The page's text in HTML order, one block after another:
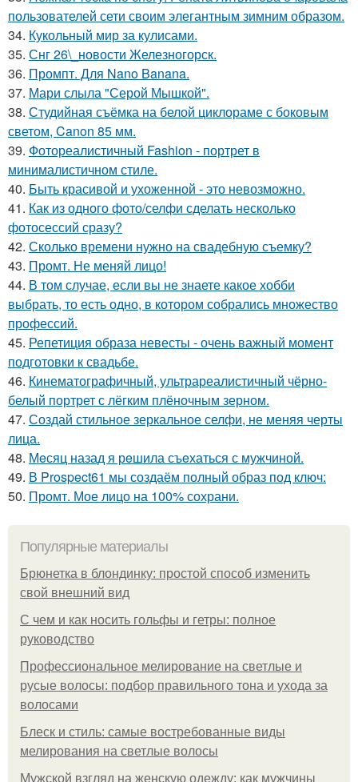
пользователей сети своим элегантным зимним образом.
34. Кукольный мир за кулисами.
35. Снг 26\_новости Железногорск.
36. Промпт. Для Nano Banana.
37. Мари слыла "Серой Мышкой".
38. Студийная съёмка на белой циклораме с боковым
светом, Canon 85 мм.
39. Фотореалистичный Fashion - портрет в
минималистичном стиле.
40. Быть красивой и ухоженной - это невозможно.
41. Как из одного фото/селфи сделать несколько
фотосессий сразу?
42. Сколько времени нужно на свадебную съемку?
43. Промт. Не меняй лицо!
44. В том случае, если вы не знаете какое хобби
выбрать, то есть одно, в котором собрались множество
профессий.
45. Репетиция образа невесты - очень важный момент
подготовки к свадьбе.
46. Кинематографичный, ультрареалистичный чёрно-
белый портрет с лёгким плёночным зерном.
47. Создай стильное зеркальное селфи, не меняя черты
лица.
48. Мeсяц назад я рeшила съeхаться с мужчиной.
49. В Prospect61 мы создаём полный образ под ключ:
50. Промт. Мое лицо на 100% сохрани.
Популярные материалы
Брюнетка в блондинку: простой способ изменить
свой внешний вид
С чем и как носить гольфы и гетры: полное
руководство
Профессиональное мелирование на светлые и
русые волосы: подбор правильного тона и ухода за
волосами
Блеск и стиль: самые востребованные виды
мелирования на светлые волосы
Мужской взгляд на женскую одежду: как мужчины